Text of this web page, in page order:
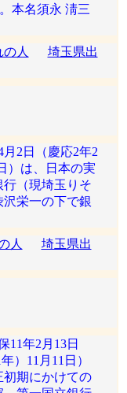
本名須永 淸三
人
埼玉県出
2日（慶応2年2
）は、日本の実
（現埼玉りそ
栄一の下で銀
人
埼玉県出
11年2月13日
）11月11日）
期にかけての